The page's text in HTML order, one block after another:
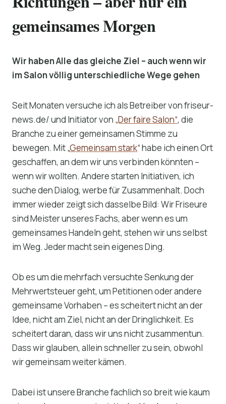
gemeinsames Morgen
Wir haben Alle das gleiche Ziel – auch wenn wir
im Salon völlig unterschiedliche Wege gehen
Seit Monaten versuche ich als Betreiber von friseur-
news.de/ und Initiator von „Der faire Salon“, die
Branche zu einer gemeinsamen Stimme zu
bewegen. Mit „Gemeinsam stark“ habe ich einen Ort
geschaffen, an dem wir uns verbinden könnten –
wenn wir wollten. Andere starten Initiativen, ich
suche den Dialog, werbe für Zusammenhalt. Doch
immer wieder zeigt sich dasselbe Bild: Wir Friseure
sind Meister unseres Fachs, aber wenn es um
gemeinsames Handeln geht, stehen wir uns selbst
im Weg. Jeder macht sein eigenes Ding.
Ob es um die mehrfach versuchte Senkung der
Mehrwertsteuer geht, um Petitionen oder andere
gemeinsame Vorhaben – es scheitert nicht an der
Idee, nicht am Ziel, nicht an der Dringlichkeit. Es
scheitert daran, dass wir uns nicht zusammentun.
Dass wir glauben, allein schneller zu sein, obwohl
wir gemeinsam weiter kämen.
Dabei ist unsere Branche fachlich so breit wie kaum